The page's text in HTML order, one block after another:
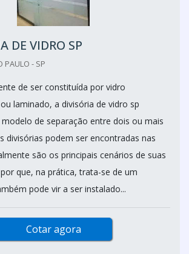
DE VIDRO SP
PAULO - SP
de ser constituída por vidro
laminado, a divisória de vidro sp
de separação entre dois ou mais
divisórias podem ser encontradas nas
são os principais cenários de suas
que, na prática, trata-se de um
pode vir a ser instalado...
Cotar agora